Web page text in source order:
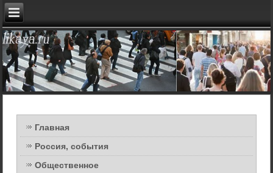
Главная
Россия, события
Общественное